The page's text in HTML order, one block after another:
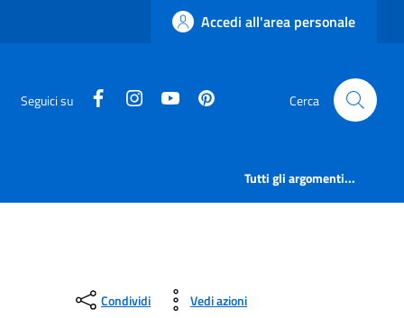
Accedi all'area personale
Seguici su facebookinstagramcanale youtube Cerca
Tutti gli argomenti...
Condividi Vedi azioni